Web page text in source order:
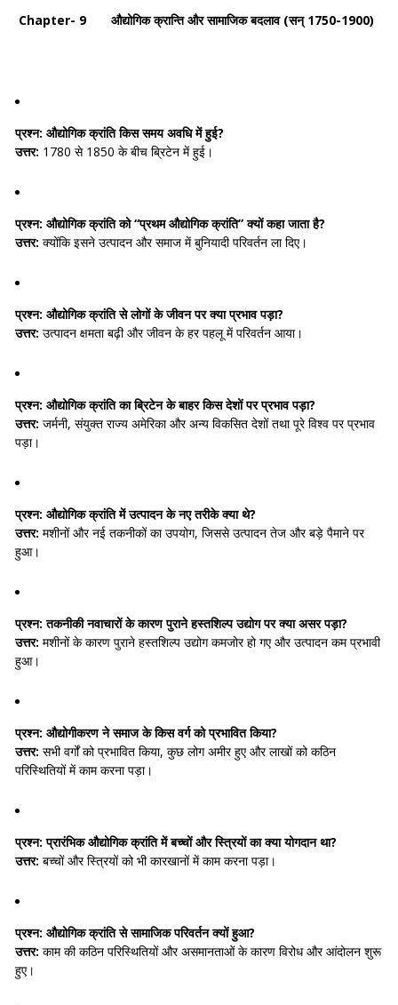
Chapter- 9 औद्योगिक क्रान्ति और सामाजिक बदलाव (सन् 1750-1900)
प्रश्न: औद्योगिक क्रांति किस समय अवधि में हुई?
उत्तर: 1780 से 1850 के बीच ब्रिटेन में हुई।
प्रश्न: औद्योगिक क्रांति को “प्रथम औद्योगिक क्रांति” क्यों कहा जाता है?
उत्तर: क्योंकि इसने उत्पादन और समाज में बुनियादी परिवर्तन ला दिए।
प्रश्न: औद्योगिक क्रांति से लोगों के जीवन पर क्या प्रभाव पड़ा?
उत्तर: उत्पादन क्षमता बढ़ी और जीवन के हर पहलू में परिवर्तन आया।
प्रश्न: औद्योगिक क्रांति का ब्रिटेन के बाहर किस देशों पर प्रभाव पड़ा?
उत्तर: जर्मनी, संयुक्त राज्य अमेरिका और अन्य विकसित देशों तथा पूरे विश्व पर प्रभाव
पड़ा।
प्रश्न: औद्योगिक क्रांति में उत्पादन के नए तरीके क्या थे?
उत्तर: मशीनों और नई तकनीकों का उपयोग, जिससे उत्पादन तेज और बड़े पैमाने पर
हुआ।
प्रश्न: तकनीकी नवाचारों के कारण पुराने हस्तशिल्प उद्योग पर क्या असर पड़ा?
उत्तर: मशीनों के कारण पुराने हस्तशिल्प उद्योग कमजोर हो गए और उत्पादन कम प्रभावी
हुआ।
प्रश्न: औद्योगीकरण ने समाज के किस वर्ग को प्रभावित किया?
उत्तर: सभी वर्गों को प्रभावित किया, कुछ लोग अमीर हुए और लाखों को कठिन
परिस्थितियों में काम करना पड़ा।
प्रश्न: प्रारंभिक औद्योगिक क्रांति में बच्चों और स्त्रियों का क्या योगदान था?
उत्तर: बच्चों और स्त्रियों को भी कारखानों में काम करना पड़ा।
प्रश्न: औद्योगिक क्रांति से सामाजिक परिवर्तन क्यों हुआ?
उत्तर: काम की कठिन परिस्थितियों और असमानताओं के कारण विरोध और आंदोलन शुरू
हुए।